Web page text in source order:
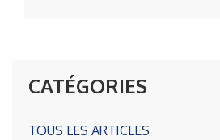
CATÉGORIES
TOUS LES ARTICLES